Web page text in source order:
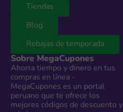
Tiendas
Blog
Rebajas de temporada
Sobre MegaCupones
Ahorra tiempo y dinero en tus
compras en línea -
MegaCupones es un portal
peruano que te ofrece los
mejores códigos de descuento y